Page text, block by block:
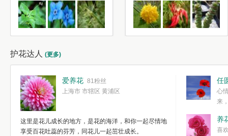
护花达人 (更多)
爱养花 81粉丝
上海市 市辖区 黄浦区
这里是花儿成长的地方，是花的海洋，和你一起尽情地
享受百花吐蕊的芬芳，同花儿一起茁壮成长。
任
心
来
简单愉快的心
我们自己复杂
养
喜